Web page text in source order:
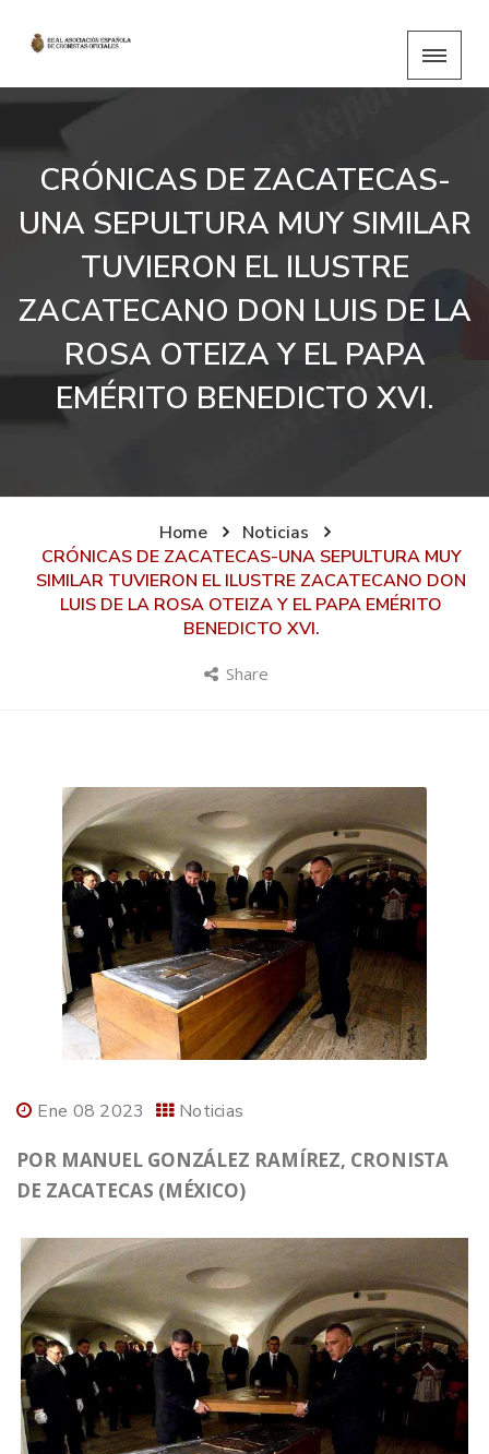
CRÓNICAS DE ZACATECAS-
UNA SEPULTURA MUY SIMILAR
TUVIERON EL ILUSTRE
ZACATECANO DON LUIS DE LA
ROSA OTEIZA Y EL PAPA
EMÉRITO BENEDICTO XVI.
Home
Noticias
CRÓNICAS DE ZACATECAS-UNA SEPULTURA MUY
SIMILAR TUVIERON EL ILUSTRE ZACATECANO DON
LUIS DE LA ROSA OTEIZA Y EL PAPA EMÉRITO
BENEDICTO XVI.
Share
Ene 08 2023 Noticias
POR MANUEL GONZÁLEZ RAMÍREZ, CRONISTA
DE ZACATECAS (MÉXICO)